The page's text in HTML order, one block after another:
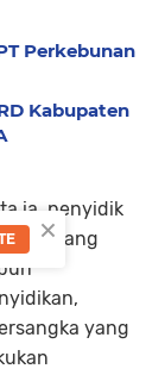
Perkebunan
Kabupaten
ia, penyidik
yang
yang
×